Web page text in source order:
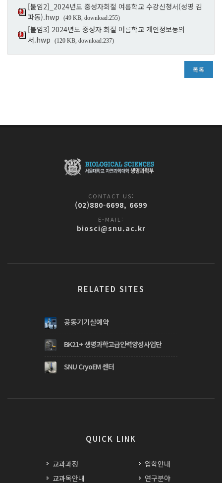
[붙임2]_2024년도 중성자회절 여름학교 수강신청서(성명 김
파동).hwp
(49 KB, download:255)
[붙임3] 2024년도 중성자 회절 여름학교 개인정보동의
서.hwp
(120 KB, download:237)
목록
CONTACT US:
(02)880-6698, 6699
E-MAIL:
biosci@snu.ac.kr
RELATED SITES
공동기기실예약
BK21+ 생명과학고급인력양성사업단
SNU CryoEM 센터
QUICK LINK
교과과정
교과목안내
입학안내
연구분야